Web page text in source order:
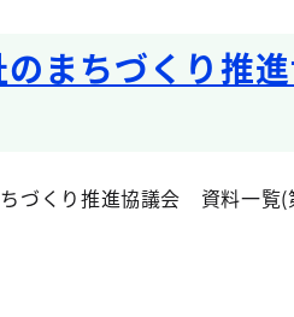
のまちづくり推
づくり推進協議会 資料一覧(